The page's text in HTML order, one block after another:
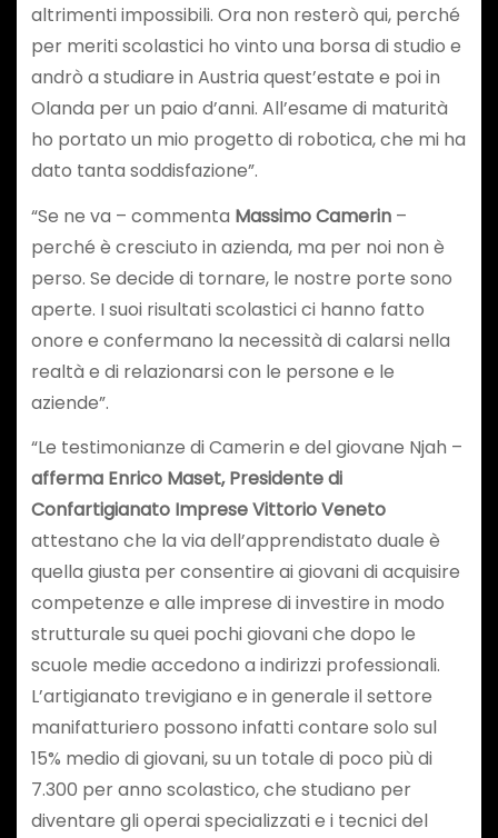
altrimenti impossibili. Ora non resterò qui, perché
per meriti scolastici ho vinto una borsa di studio e
andrò a studiare in Austria quest’estate e poi in
Olanda per un paio d’anni. All’esame di maturità
ho portato un mio progetto di robotica, che mi ha
dato tanta soddisfazione”.
“Se ne va – commenta Massimo Camerin–
perché è cresciuto in azienda, ma per noi non è
perso. Se decide di tornare, le nostre porte sono
aperte. I suoi risultati scolastici ci hanno fatto
onore e confermano la necessità di calarsi nella
realtà e di relazionarsi con le persone e le
aziende”.
“Le testimonianze di Camerin e del giovane Njah –
afferma Enrico Maset, Presidente di
Confartigianato Imprese Vittorio Veneto
attestano che la via dell’apprendistato duale è
quella giusta per consentire ai giovani di acquisire
competenze e alle imprese di investire in modo
strutturale su quei pochi giovani che dopo le
scuole medie accedono a indirizzi professionali.
L’artigianato trevigiano e in generale il settore
manifatturiero possono infatti contare solo sul
15% medio di giovani, su un totale di poco più di
7.300 per anno scolastico, che studiano per
diventare gli operai specializzati e i tecnici del